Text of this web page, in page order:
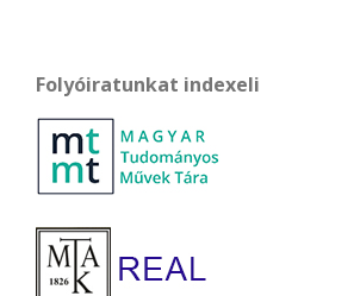
Folyóiratunkat indexeli